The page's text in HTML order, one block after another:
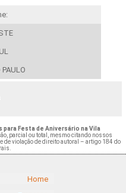
para Festa de Aniversário na Vila
parcial ou total, mesmo citando nossos
de violação de direito autoral – artigo 184 do
Home